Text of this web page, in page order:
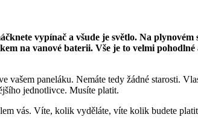
vypínač a všude je světlo. Na
na vanové baterii. Vše je to velmi
vašem paneláku. Nemáte tedy žádné starosti.
jednotlivce. Musíte platit.
vás. Víte, kolik vyděláte, víte kolik budete